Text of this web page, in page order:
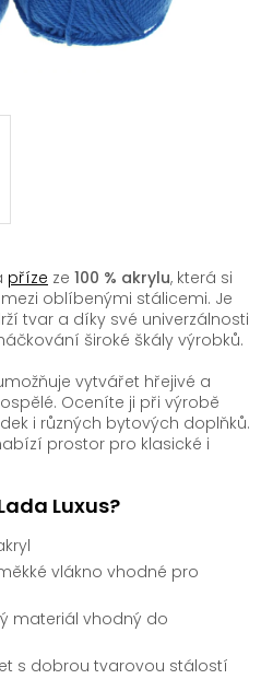
příze ze 100 % akrylu, která si
oblíbenými stálicemi. Je
tvar a díky své univerzálnosti
široké škály výrobků.
vytvářet hřejivé a
Oceníte ji při výrobě
i různých bytových doplňků.
prostor pro klasické i
Luxus?
vlákno vhodné pro
materiál vhodný do
s dobrou tvarovou stálostí